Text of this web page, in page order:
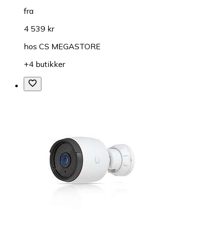
fra
4 539 kr
hos CS MEGASTORE
+4 butikker